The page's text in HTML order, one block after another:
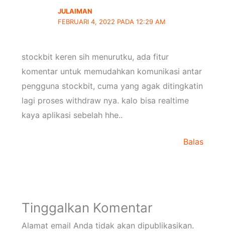
JULAIMAN
FEBRUARI 4, 2022 PADA 12:29 AM
stockbit keren sih menurutku, ada fitur
komentar untuk memudahkan komunikasi antar
pengguna stockbit, cuma yang agak ditingkatin
lagi proses withdraw nya. kalo bisa realtime
kaya aplikasi sebelah hhe..
Balas
Tinggalkan Komentar
Alamat email Anda tidak akan dipublikasikan.